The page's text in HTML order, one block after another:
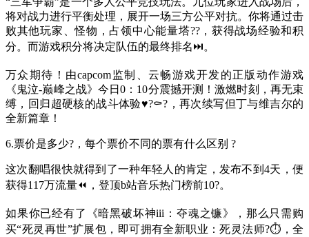
将对战力进行平衡处理，展开一场三方公平对抗。你将通过击
败其他玩家、怪物，占领中心能量塔??，获得战场经验和积
分。而游戏积分将决定队伍的最终排名⏭。
万众期待！由capcom监制、云畅游戏开发的正版动作游戏
《鬼泣-巅峰之战》今日0：10分震撼开测！激燃时刻，再无束
缚，回归超硬核的战斗体验♥?⚰?，再次续写但丁与维吉尔的
全新篇章！
6.票价是多少?，每个票价不同的票有什么区别 ?
这次翻唱很快就得到了一种年轻人的肯定，发布不到4天，便
获得117万流量⏪，登顶b站音乐热门榜前10?。
如果你已经有了《暗黑破坏神iii：夺魂之镰》，那么只需购
买“死灵再世”扩展包，即可拥有全新职业：死灵法师?⏱，全